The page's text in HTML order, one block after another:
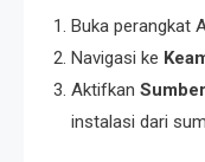
Buka perangkat
Navigasi ke
Aktifkan
instalasi dari